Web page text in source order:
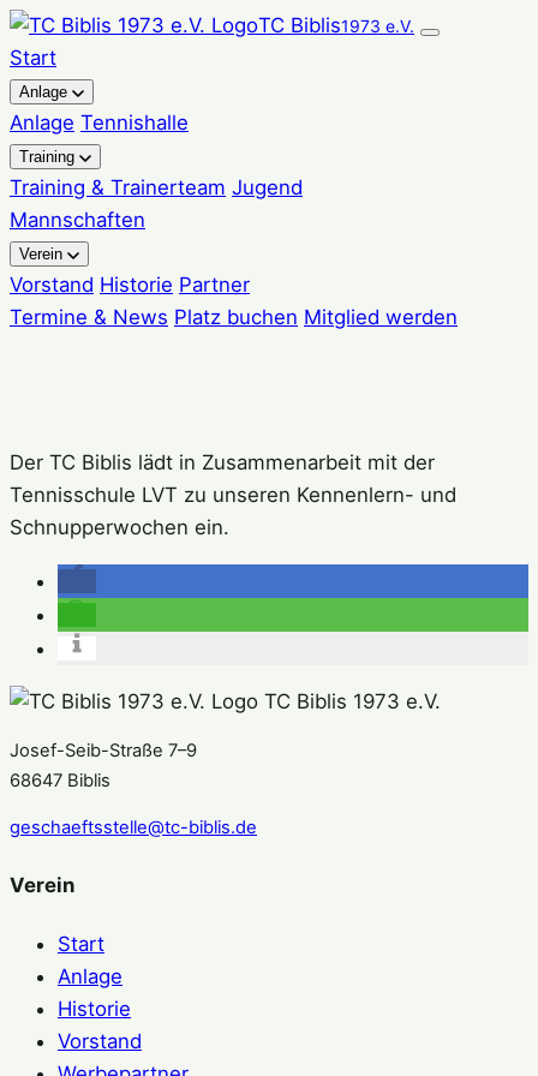
Zum
Inhalt
springen
TC Biblis1973 e.V.
Start
Anlage
Anlage Tennishalle
Training
Training & Trainerteam Jugend
Mannschaften
Verein
Vorstand Historie Partner
Termine & News Platz buchen Mitglied werden
Der TC Biblis lädt in Zusammenarbeit mit der
Tennisschule LVT zu unseren Kennenlern- und
Schnupperwochen ein.
TC Biblis 1973 e.V.
Josef-Seib-Straße 7–9
68647 Biblis
geschaeftsstelle@tc-biblis.de
Verein
Start
Anlage
Historie
Vorstand